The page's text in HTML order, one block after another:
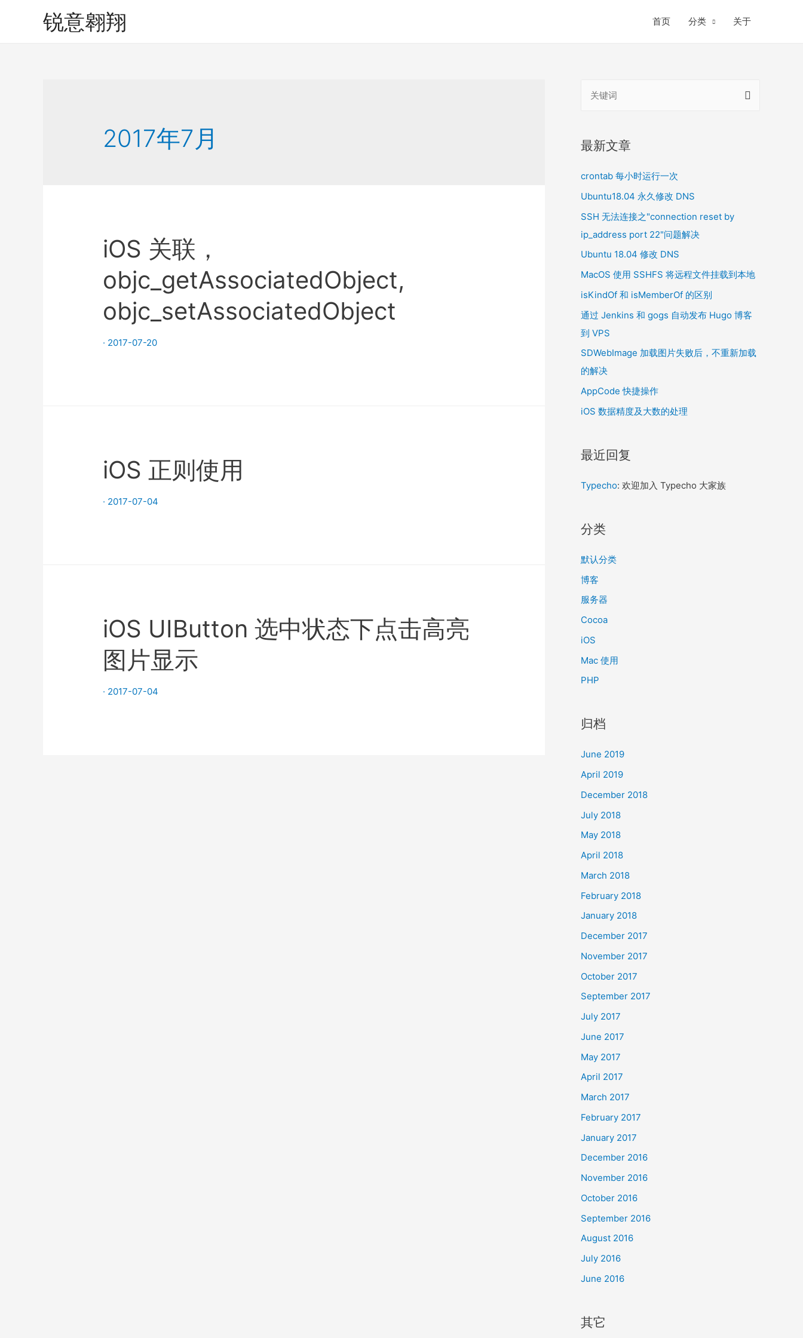
锐意翱翔 首页 分类 关于
2017年7月
iOS 关联，
objc_getAssociatedObject,
objc_setAssociatedObject
· 2017-07-20
iOS 正则使用
· 2017-07-04
iOS UIButton 选中状态下点击高亮
图片显示
· 2017-07-04
最新文章
crontab 每小时运行一次
Ubuntu18.04 永久修改 DNS
SSH 无法连接之"connection reset by
ip_address port 22"问题解决
Ubuntu 18.04 修改 DNS
MacOS 使用 SSHFS 将远程文件挂载到本地
isKindOf 和 isMemberOf 的区别
通过 Jenkins 和 gogs 自动发布 Hugo 博客
到 VPS
SDWebImage 加载图片失败后，不重新加载
的解决
AppCode 快捷操作
iOS 数据精度及大数的处理
最近回复
Typecho: 欢迎加入 Typecho 大家族
分类
默认分类
博客
服务器
Cocoa
iOS
Mac 使用
PHP
归档
June 2019
April 2019
December 2018
July 2018
May 2018
April 2018
March 2018
February 2018
January 2018
December 2017
November 2017
October 2017
September 2017
July 2017
June 2017
May 2017
April 2017
March 2017
February 2017
January 2017
December 2016
November 2016
October 2016
September 2016
August 2016
July 2016
June 2016
其它